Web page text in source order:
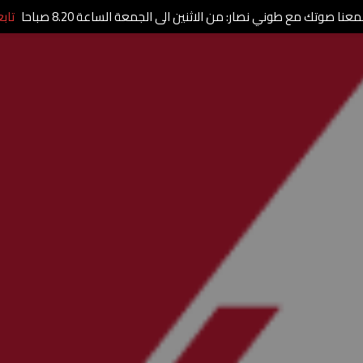
صوتك مع طوني نصار: من الاثنين الى الجمعة الساعة 8.20 صباحا